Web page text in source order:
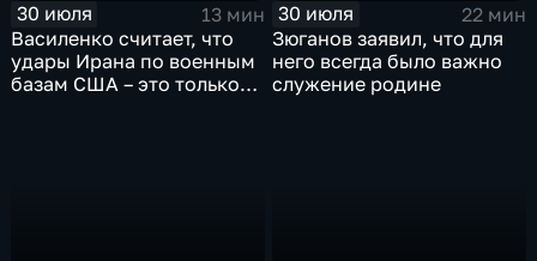
30 июля
13 мин
Василенко считает, что
удары Ирана по военным
базам США – это только
30 июля
22 мин
Зюганов заявил, что для
него всегда было важно
служение родине